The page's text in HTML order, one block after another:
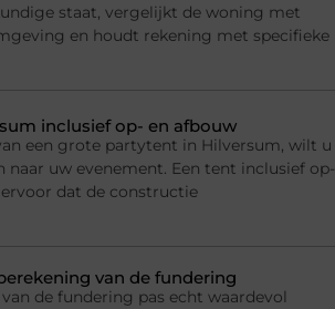
staat, vergelijkt de woning met
en houdt rekening met specifieke
inclusief op- en afbouw
een grote partytent in Hilversum, wilt u
uw evenement. Een tent inclusief op-
dat de constructie
van de fundering
de fundering pas echt waardevol